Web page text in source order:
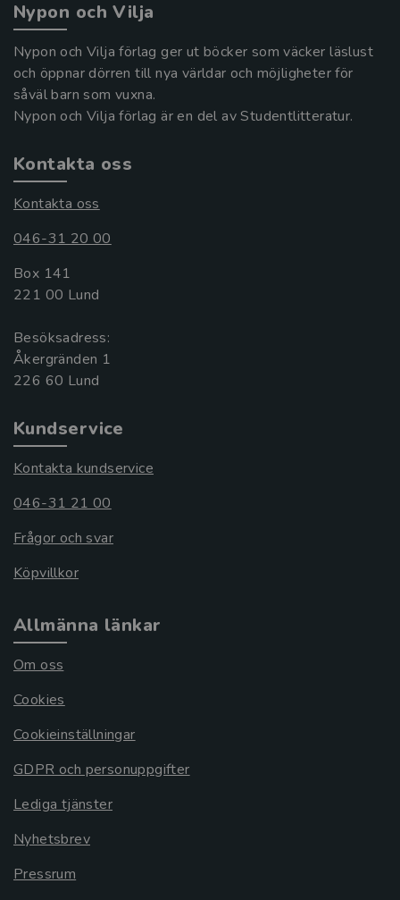
Nypon och Vilja
Nypon och Vilja förlag ger ut böcker som väcker läslust
och öppnar dörren till nya världar och möjligheter för
såväl barn som vuxna.
Nypon och Vilja förlag är en del av Studentlitteratur.
Kontakta oss
Kontakta oss
046-31 20 00
Box 141
221 00 Lund
Besöksadress:
Åkergränden 1
Kundservice
Kontakta kundservice
046-31 21 00
Frågor och svar
Köpvillkor
Allmänna länkar
Om oss
Cookies
Cookieinställningar
GDPR och personuppgifter
Lediga tjänster
Nyhetsbrev
Pressrum